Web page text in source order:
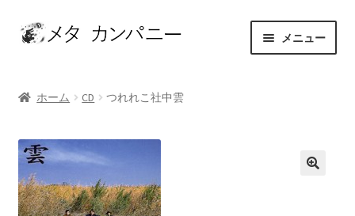
ナ
ビ
ー
ン
へ
ス
キ
コ
ン
ン
ス
キ
ッ
プ
メニュー
お問い合わせ
カート
ホーム CD つれれこ社中雲